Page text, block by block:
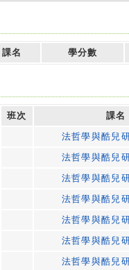
課名 學分數
班次
課名
法哲學與酷兒
法哲學與酷兒
法哲學與酷兒
法哲學與酷兒
法哲學與酷兒
法哲學與酷兒
法哲學與酷兒